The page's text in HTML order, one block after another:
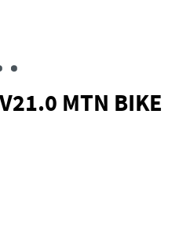
MTN BIKE